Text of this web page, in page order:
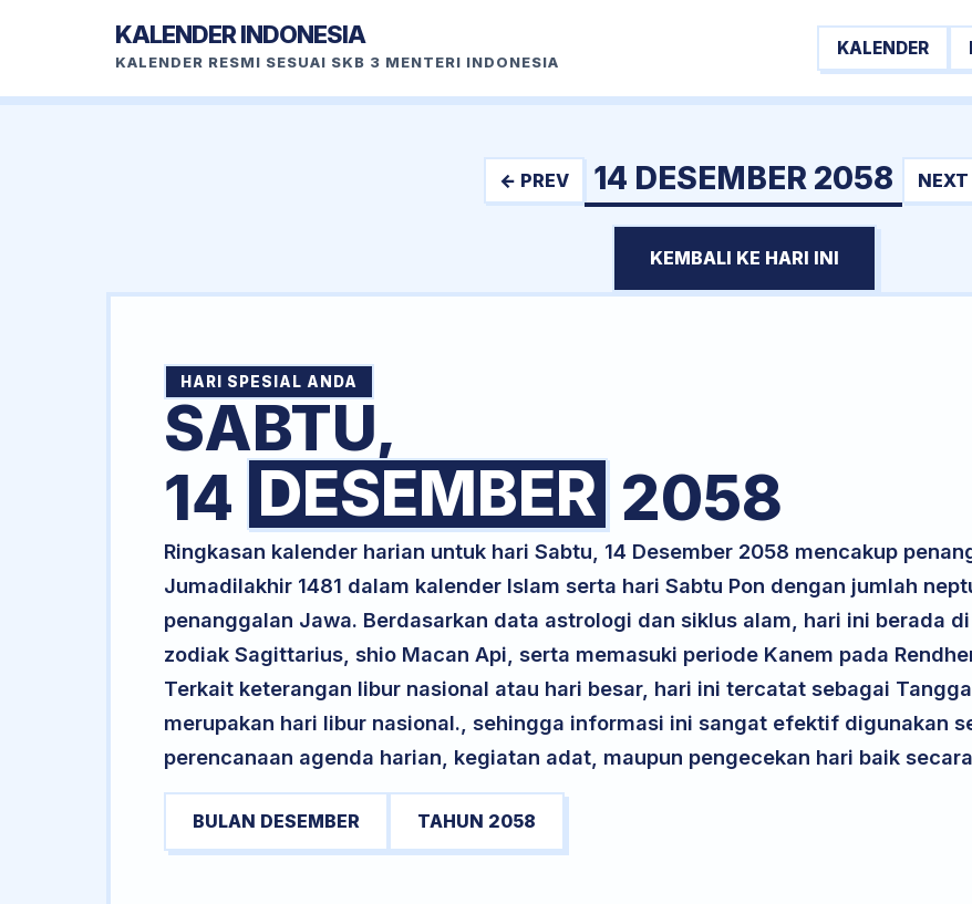
KALENDER INDONESIA
KALENDER RESMI SESUAI SKB 3 MENTERI INDONESIA
KALENDER
← PREV 14 DESEMBER 2058
KEMBALI KE HARI INI
HARI SPESIAL ANDA
SABTU,
14 DESEMBER 2058
Ringkasan kalender harian untuk hari Sabtu, 14 Desember 2058 mencakup
Jumadilakhir 1481 dalam kalender Islam serta hari Sabtu Pon dengan jumlah
penanggalan Jawa. Berdasarkan data astrologi dan siklus alam, hari ini berada
zodiak Sagittarius, shio Macan Api, serta memasuki periode Kanem pada
Terkait keterangan libur nasional atau hari besar, hari ini tercatat sebagai
merupakan hari libur nasional., sehingga informasi ini sangat efektif digunakan
perencanaan agenda harian, kegiatan adat, maupun pengecekan hari baik
BULAN DESEMBER TAHUN 2058